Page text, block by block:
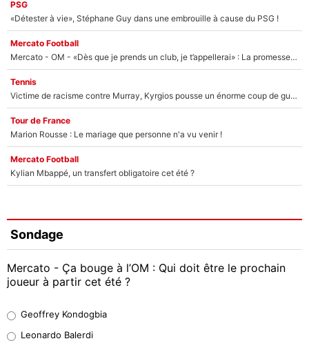
PSG
«Détester à vie», Stéphane Guy dans une embrouille à cause du PSG !
Mercato Football
Mercato - OM - «Dès que je prends un club, je t’appellerai» : La promesse de Marcelino au moment de claquer la porte
Tennis
Victime de racisme contre Murray, Kyrgios pousse un énorme coup de gueule !
Tour de France
Marion Rousse : Le mariage que personne n'a vu venir !
Mercato Football
Kylian Mbappé, un transfert obligatoire cet été ?
Sondage
Mercato - Ça bouge à l’OM : Qui doit être le prochain
joueur à partir cet été ?
38%
Geoffrey Kondogbia
Leonardo Balerdi